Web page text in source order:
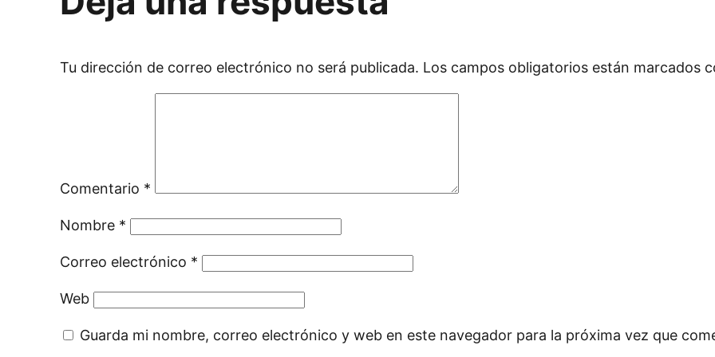
Tu dirección de correo electrónico no será publicada. Los campos obligatorios están marcados
Comentario *
Nombre *
Correo electrónico *
Web
Guarda mi nombre, correo electrónico y web en este navegador para la próxima vez que